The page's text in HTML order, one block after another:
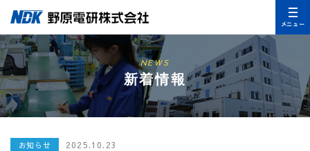
メニュー
NEWS
新着情報
お知らせ 2025.10.23